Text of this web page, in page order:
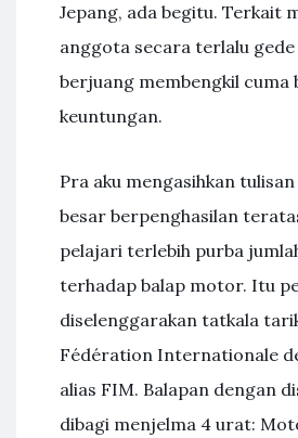
Jepang, ada begitu. Terkait
anggota secara terlalu
berjuang membengkil cuma
keuntungan.
Pra aku mengasihkan
besar berpenghasilan
pelajari terlebih purba
terhadap balap motor. Itu
diselenggarakan tatkala
Fédération Internationale
alias FIM. Balapan dengan
dibagi menjelma 4 urat: